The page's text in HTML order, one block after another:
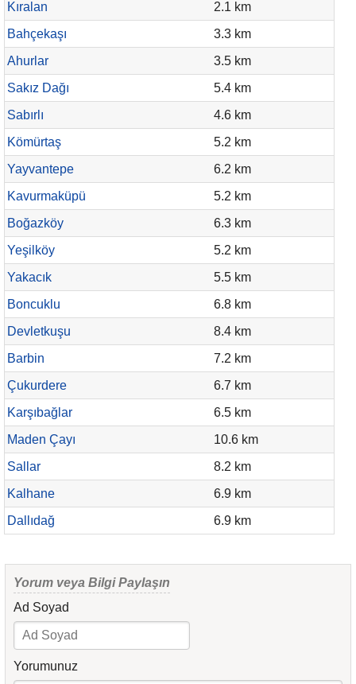
Kıralan
2.1 km
Bahçekaşı
3.3 km
Ahurlar
3.5 km
Sakız Dağı
5.4 km
Sabırlı
4.6 km
Kömürtaş
5.2 km
Yayvantepe
6.2 km
Kavurmaküpü
5.2 km
Boğazköy
6.3 km
Yeşilköy
5.2 km
Yakacık
5.5 km
Boncuklu
6.8 km
Devletkuşu
8.4 km
Barbin
7.2 km
Çukurdere
6.7 km
Karşıbağlar
6.5 km
Maden Çayı
10.6 km
Sallar
8.2 km
Kalhane
6.9 km
Dallıdağ
6.9 km
Yorum veya Bilgi Paylaşın
Ad Soyad
Yorumunuz